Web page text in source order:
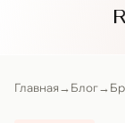
Главная→Блог→